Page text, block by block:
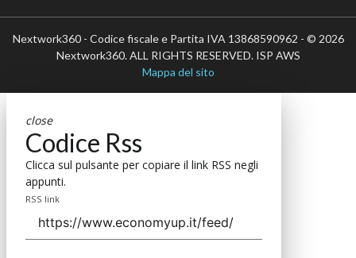
Nextwork360 - Codice fiscale e Partita IVA 13868590962 - © 2026
Nextwork360. ALL RIGHTS RESERVED. ISP AWS
Mappa del sito
close
Codice Rss
Clicca sul pulsante per copiare il link RSS negli
appunti.
RSS link